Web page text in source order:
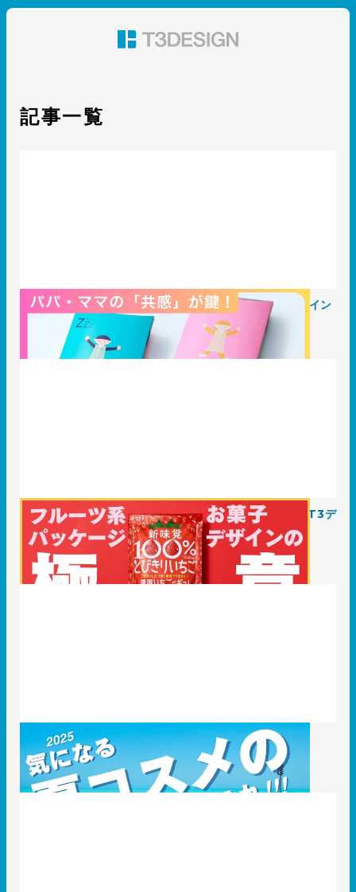
ン 株式会社T3デザイン
記事一覧
パパ・ママの「共感」が鍵！子育てグッズのパッケージデザイン
2025.07.25 事例
フルーツ系お菓子パッケージデザインの極意とは！？ T3デ
ザイン自慢の実績10選
2025.07.24 事例
2025年、気になる夏コスメのデザインはこれ！
2025.07.22 知識 / ノウハウ